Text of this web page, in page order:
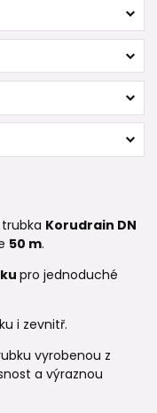
Korudrain DN
50 m.
pro jednoduché
i zevnitř.
vyrobenou z
a výraznou